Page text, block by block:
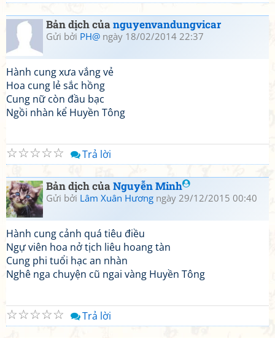
Bản dịch củanguyenvandungvicar
Gửi bởi PH@ ngày 18/02/2014 22:37
Hành cung xưa vắng vẻ
Hoa cung lẻ sắc hồng
Cung nữ còn đầu bạc
Ngồi nhàn kể Huyền Tông
☆
☆
☆
☆
☆ Trả lời
Bản dịch củaNguyễn Minh
Gửi bởi Lâm Xuân Hương ngày 29/12/2015 00:40
Hành cung cảnh quá tiêu điều
Ngự viên hoa nở tịch liêu hoang tàn
Cung phi tuổi hạc an nhàn
Nghê nga chuyện cũ ngai vàng Huyền Tông
☆
☆
☆
☆
☆ Trả lời